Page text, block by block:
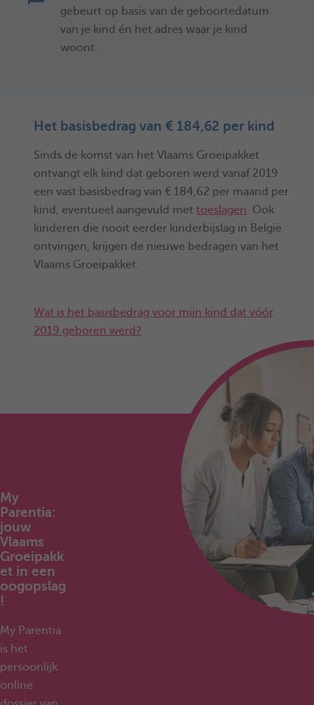
gebeurt op basis van de geboortedatum
van je kind én het adres waar je kind
woont.
Het basisbedrag van € 184,62 per kind
Sinds de komst van het Vlaams Groeipakket
ontvangt elk kind dat geboren werd vanaf 2019
een vast basisbedrag van € 184,62 per maand per
kind, eventueel aangevuld met toeslagen. Ook
kinderen die nooit eerder kinderbijslag in België
ontvingen, krijgen de nieuwe bedragen van het
Vlaams Groeipakket.
Wat is het basisbedrag voor mijn kind dat vóór
2019 geboren werd?
My
Parentia:
jouw
Vlaams
Groeipakk
et in een
oogopslag
!
My Parentia
is het
persoonlijk
online